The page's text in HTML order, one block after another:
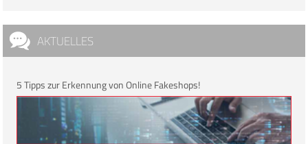
AKTUELLES
5 Tipps zur Erkennung von Online Fakeshops!